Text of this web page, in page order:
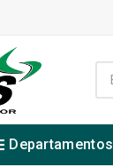
Departamentos